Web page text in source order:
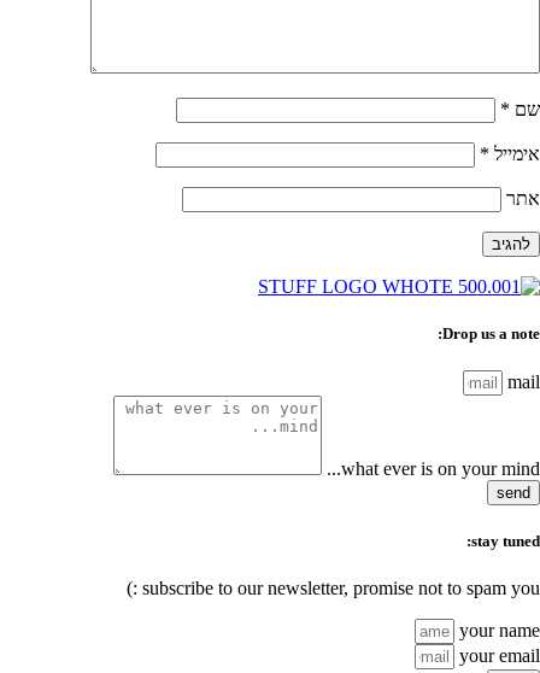
שם *
אימייל *
אתר
Drop us a note:
mail
what ever is on your mind...
send
stay tuned:
subscribe to our newsletter, promise not to spam you :)
your name
your email